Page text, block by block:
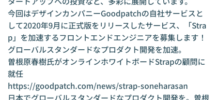
今回はデザインカンパニーGoodpatchの自社サービスと
して2020年9月に正式版をリリースしたサービス、「Stra
p」を加速するフロントエンドエンジニアを募集します！
グローバルスタンダードなプロダクト開発を加速。
曽根原春樹氏がオンラインホワイトボードStrapの顧問に
就任
https://goodpatch.com/news/strap-soneharasan